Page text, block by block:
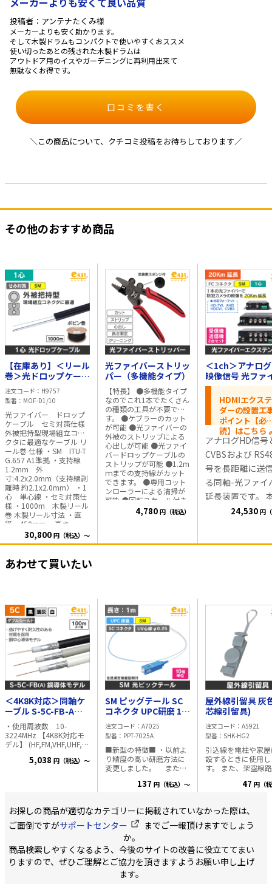
投稿者：アンテナたくみ様
メーカーよりも安く助かります。
そして木製ドラムもコンパクトで使いやすくおススメ
使い切ったあとの残された木製ドラムは
アウトドア用のイスやガーデニングに再利用出来て
無駄なくお得です。
口コミを書く
＼この商品について、クチコミ投稿をお待ちしております／
その他のおすすめ商品
【在庫あり】＜リール
巻＞光ドロップケーブ
ル SM 1心線(単心線)
1000m
注文コード
H9757
型番
MOF-D1/10
光ファイバー ドロップ
ケーブル セミ対策仕様
外被把持型現場組立コネ
クタに最適なケーブル リ
ール巻 仕様 ・SM ITU-T
G.657 A1準拠 ・支持線
1.2mm 外
寸:4.2x2.0mm（支持線剥
離時 約2.1x2.0mm） ・1
心 単心線 ・セミ対策仕
様 ・1000m 木製リール
巻 木製リール寸法 ・直
径 450mm ・高さ
260mm30,800 円（税込）～
光ファイバーストリッ
パー（多機能タイプ）
【特長】 ●多機能タイプ
なのでこれ1本でたくさん
の種類の工具が不要で
す。 ●ケブラーのカット
が可能 ●光ファイバーの
外被のストリップによる
心出しが可能 ●光ファイ
バードロップケーブルの
ストリップが可能 ●1.2m
ｍまでの支持線がカット
できます。 ●専用コット
ンローラーによる清掃が
可能 ●回転スケール付き
で、メカニカルスプライ
スや現場組立コネクタの
勝手に広がらない 【商品
ーブル被覆外径：
φ2mm、φ3mm ・光ドロ
ップケーブル被覆サイ
ズ：2mm×1.6mm、
3mm×2mm ・付属品：
専用六角棒レンチ、交換
用スポンジ4個 【使用上
の注意】 ※鉄線や鉄製ワ
イヤー、FRPワイヤーの
カットはできないのでご
注意ください
4,780 円（税込）
＜1ch＞アナロ
映像信号 光ファ
ーエクステンダ
HD-TVI/AHD/
CVI/CVBS対応
HDMIエクス
ダーの設置工
ポイント【必
読】はこちら
アナログHD信号
CVBSおよび
号を長距離に送
る同軸-光ファイ
延長装置です。
を使用して、防
機能には、対応
ングルモード光
バーケーブル1
最大20Kｍまで
延長可能。 ・
TVI、AHD、
NTSC、PALのビ
フォーマットに
・最大
5MP（
の解像度に対応
二重RS485伝送
応 （受信器→
ージ保護回路を
に内蔵。 ■セット内
容 ・送信機 × 1 ・受
信機 × 1 ・取扱説明
24,530 円
あわせて買いたい
＜4K8K対応＞同軸ケ
ーブル S-5C-FB-A
100m巻 (黒)
・使用周波数 10-
3224MHz 【4K8K対応モ
デル】 (HF,FM,VHF,UHF,地
デジタル放送,CATV) ・材
発泡ポリエチレン ジャ
ケット-PVC ・中心導体
1.05mm ・JISC3502準拠
栓が入りやすい」ケーブ
ルです。 弊社旧モデルと
比較では 1.30%少ない力
5,038 円（税込）～
SM ピッグテール SC
コネクタ UPC研磨 1m
φ0.25 UV心線
注文コード
A7025
型番
PPT-7025A
■新型の特徴■ ・以前よ
り精度の高い研磨方法に
変更しました。 また、
全品検査を行い、細部ま
の付いた光ファイバーケ
ーブルです。 融着接続 /
メカニカルスプライス接
続用として便利な仕様で
す。 仕様 ・SM(シングル
モード)9/125 ・SCコネク
タ ・研磨面 UPC ・長さ
1m ・UV心線 φ0.25 梱
137 円（税込）～
屋外線引留具 灰
芯線引留具)
注文コード
A5921
型番
SHK-HG2
引込線を電柱や家
設するときに使用
す。 また、架空線
建造物に引込む際
サイズ:長さ136mm
の金属部分に白錆
している場合、お
お使いいただけま
錆は、一般的に金
に空気中の水分や
47 円（
お探しの商品が適切なカテゴリーに掲載されていなかった際は、
ご面倒ですがサポートセンター
までご一報頂けますでしょう
か。
商品検索しやすくなるよう、今後のサイトの改善に役立ててまい
りますので、ぜひご理解とご協力を頂きますようお願い申し上げ
ます。